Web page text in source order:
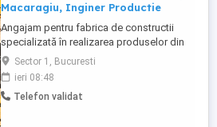
Macaragiu, Inginer Productie
Angajam pentru fabrica de constructii
specializată în realizarea produselor din
beton prefabricat, situata in Bucuresti-
CHITILA, cu peste 15 ani experienta .
Căutăm colegi pentru următoarele posturi:
Inginer producție Inginer mentenanță
Sector 1, Bucuresti
ieri 08:48
Telefon validat